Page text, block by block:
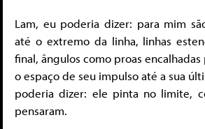
Lam, eu poderia dizer: para mim
até o extremo da linha, linhas
final, ângulos como proas
o espaço de seu impulso até a sua
poderia dizer: ele pinta no limite,
pensaram.